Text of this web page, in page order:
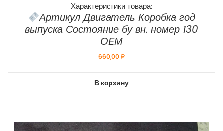
Характеристики товара:
Артикул Двигатель Коробка год
выпуска Состояние бу вн. номер 130
ОЕМ
660,00₽
В корзину